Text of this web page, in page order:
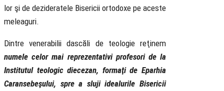
lor şi de dezideratele Bisericii ortodoxe pe aceste
meleaguri.
Dintre venerabilii dascăli de teologie reţinem
numele celor mai reprezentativi profesori de la
Institutul teologic diecezan, formaţi de Eparhia
Caransebeşului, spre a sluji idealurile Bisericii